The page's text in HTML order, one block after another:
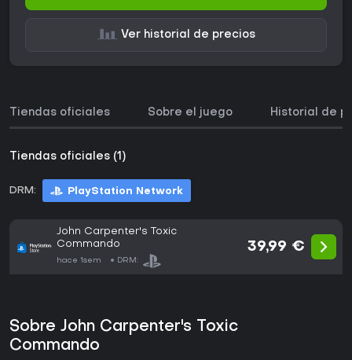
Ver historial de precios
Tiendas oficiales Sobre el juego Historial de
Tiendas oficiales (1)
DRM: PlayStation Network
John Carpenter's Toxic
Commando
hace 1sem DRM:
39,99 €
Sobre John Carpenter's Toxic
Commando